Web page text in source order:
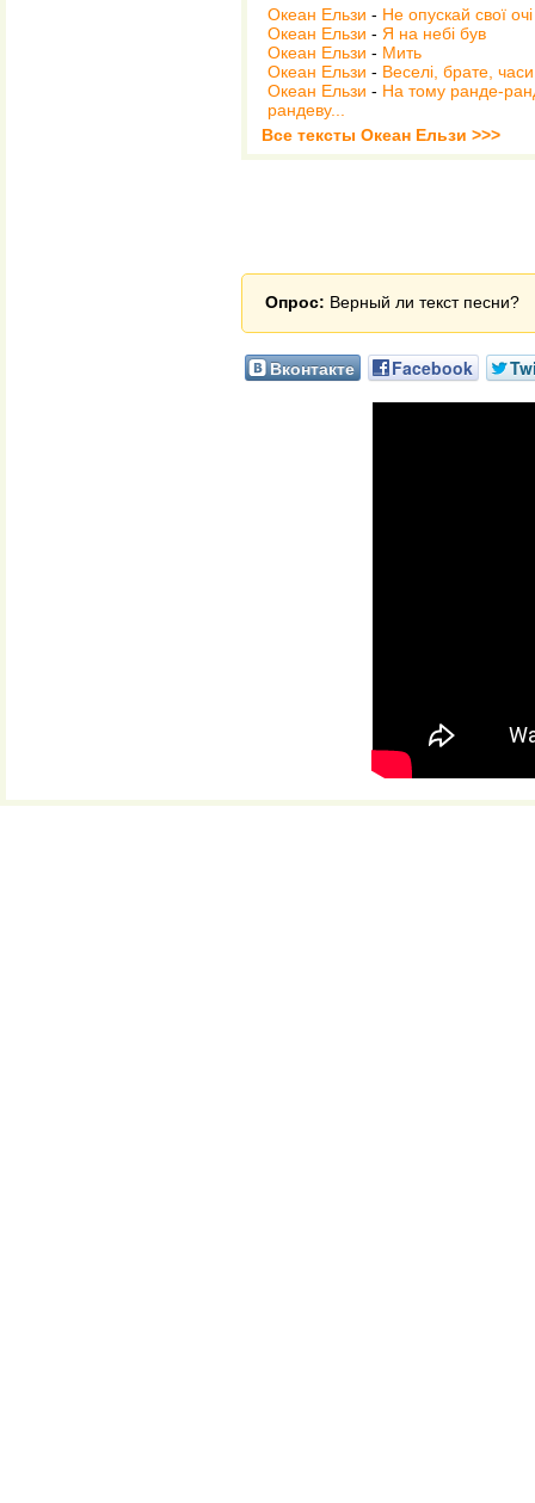
Океан Ельзи - Не опускай свої очi
Океан Ельзи - Я на небi був
Океан Ельзи - Мить
Океан Ельзи - Веселі, брате,
Океан Ельзи - На тому ранде-
рандеву...
Все тексты Океан Ельзи >>>
Опрос: Верный ли текст песни?
Вконтакте Facebook